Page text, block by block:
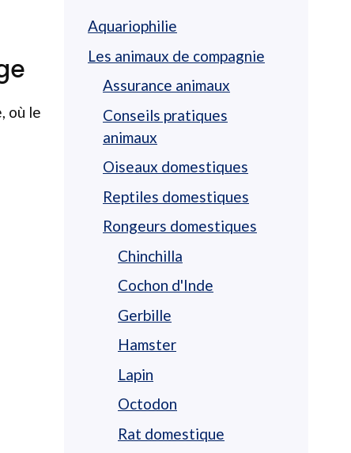
où le
Aquariophilie
Les animaux de compagnie
Assurance animaux
Conseils pratiques
animaux
Oiseaux domestiques
Reptiles domestiques
Rongeurs domestiques
Chinchilla
Cochon d'Inde
Gerbille
Hamster
Lapin
Octodon
Rat domestique